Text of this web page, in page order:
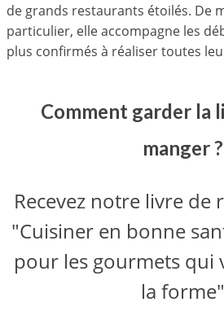
de grands restaurants étoilés. De
particulier, elle accompagne les
plus confirmés à réaliser toutes
Comment garder la
manger ?
Recevez notre livre de
"Cuisiner en bonne
pour les gourmets qui
la forme"